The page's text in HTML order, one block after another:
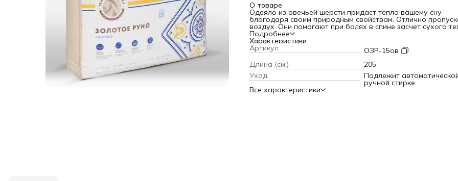
О товаре
Одеяло из овечьей шерсти придаст тепло вашему сну
благодаря своим природным свойствам. Отлично
воздух. Они помогают при болях в спине засчет сухого
Ткань верха поликоттон. Это ткань легка в использовании.
Ткань чехла: - поликоттон (смесовая ткань хлопка и
микрофибры), - одеяла простеганы по всей площади
- по краям имеют кант или атласную ленту для большей
прочности. Степень тепла: - Теплое 300 гр/м2 ( 4 сезона,
всесезонное)
Подробнее
Характеристики
Артикул
ОЗР-15ов
Длина (см.)
205
Уход
Подлежит
ручной стирке
Все характеристики